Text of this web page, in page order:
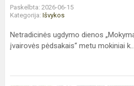
Paskelbta: 2026-06-15
Kategorija: Išvykos
Netradicinės ugdymo dienos
įvairovės pėdsakais“ metu mokiniai k...